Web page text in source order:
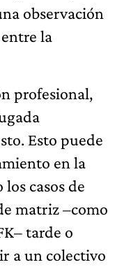
observación
la
profesional,
Esto puede
en la
casos de
matriz –como
tarde o
a un colectivo